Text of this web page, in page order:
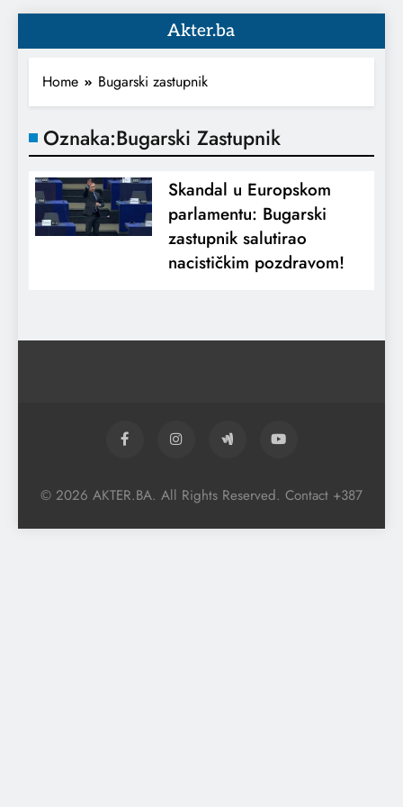
Akter.ba
Home Bugarski zastupnik
Oznaka:Bugarski Zastupnik
Skandal u Europskom
parlamentu: Bugarski
zastupnik salutirao
nacističkim pozdravom!
© 2026 AKTER.BA. All Rights Reserved. Contact +387